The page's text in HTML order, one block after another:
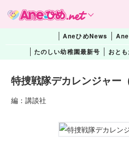
AneひめNews
たのしい幼稚園最新号
おと
特捜戦隊デカレンジャー
編：講談社